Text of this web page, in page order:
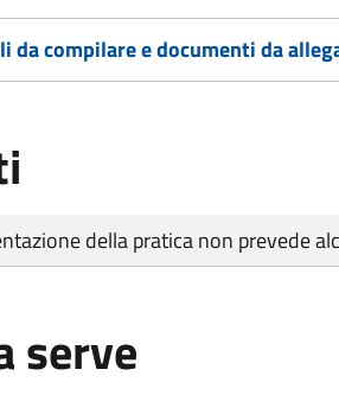
da compilare e documenti da
della pratica non prevede
serve